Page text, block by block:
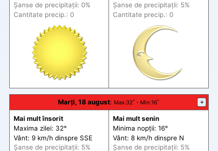
Șanse de precipitații: 0%
Cantitate precip.: 0
Șanse de precipitații: 5%
Cantitate precip.: 0
Marți, 18 august: Max:32˚ - Min:16˚ +
Mai mult însorit
Maxima zilei: 32°
Vânt: 9 km/h dinspre SSE
Șanse de precipitații: 5%
Mai mult senin
Minima nopții: 16°
Vânt: 8 km/h dinspre N
Șanse de precipitații: 5%